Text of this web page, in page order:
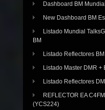
Dashboard BM
New Dashboard BM
Listado Mundial
BM
Listado Reflectores BM
Listado Master DMR +
Listado Reflectores
REFLECTOR EA
(YCS224)